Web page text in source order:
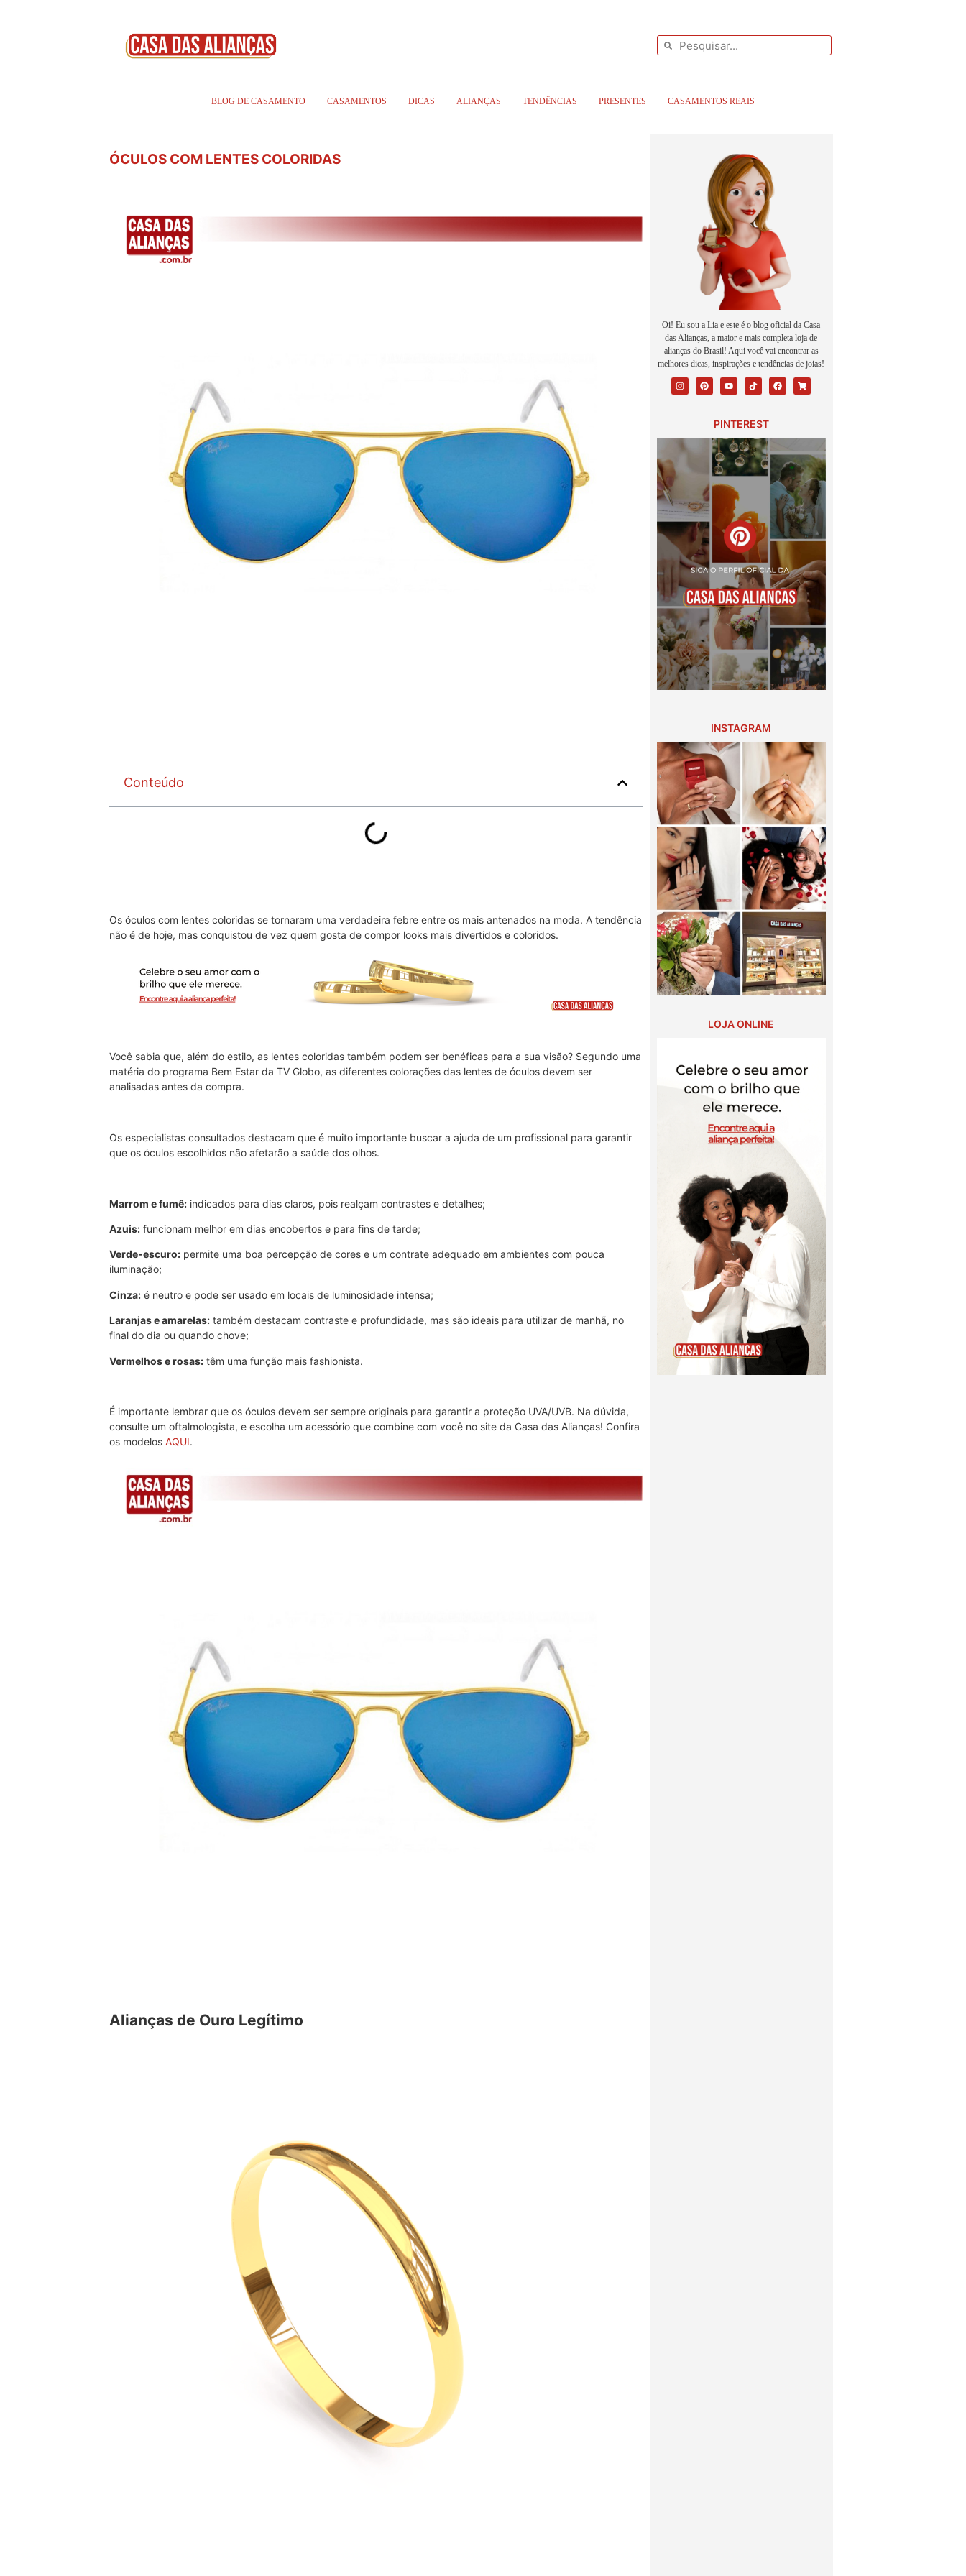
BLOG DE CASAMENTO CASAMENTOS DICAS ALIANÇAS TENDÊNCIAS PRESENTES CASAMENTOS REAIS
ÓCULOS COM LENTES COLORIDAS
Conteúdo
Os óculos com lentes coloridas se tornaram uma verdadeira febre entre os mais antenados na moda. A tendência
não é de hoje, mas conquistou de vez quem gosta de compor looks mais divertidos e coloridos.
Você sabia que, além do estilo, as lentes coloridas também podem ser benéficas para a sua visão? Segundo uma
matéria do programa Bem Estar da TV Globo, as diferentes colorações das lentes de óculos devem ser
analisadas antes da compra.
Os especialistas consultados destacam que é muito importante buscar a ajuda de um profissional para garantir
que os óculos escolhidos não afetarão a saúde dos olhos.
Marrom e fumê: indicados para dias claros, pois realçam contrastes e detalhes;
Azuis: funcionam melhor em dias encobertos e para fins de tarde;
Verde-escuro: permite uma boa percepção de cores e um contrate adequado em ambientes com pouca
iluminação;
Cinza: é neutro e pode ser usado em locais de luminosidade intensa;
Laranjas e amarelas: também destacam contraste e profundidade, mas são ideais para utilizar de manhã, no
final do dia ou quando chove;
Vermelhos e rosas: têm uma função mais fashionista.
É importante lembrar que os óculos devem ser sempre originais para garantir a proteção UVA/UVB. Na dúvida,
consulte um oftalmologista, e escolha um acessório que combine com você no site da Casa das Alianças! Confira
os modelos AQUI.
Alianças de Ouro Legítimo
Oi! Eu sou a Lia e este é o blog oficial da Casa
das Alianças, a maior e mais completa loja de
alianças do Brasil! Aqui você vai encontrar as
melhores dicas, inspirações e tendências de joias!
PINTEREST
INSTAGRAM
LOJA ONLINE